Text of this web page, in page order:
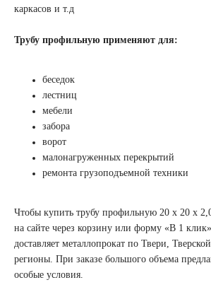
каркасов и т.д
Трубу профильную применяют для:
беседок
лестниц
мебели
забора
ворот
малонагруженных перекрытий
ремонта грузоподъемной техники
Чтобы купить трубу профильную 20 х 20 х
на сайте через корзину или форму «В 1
доставляет металлопрокат по Твери,
регионы. При заказе большого объема
особые условия.